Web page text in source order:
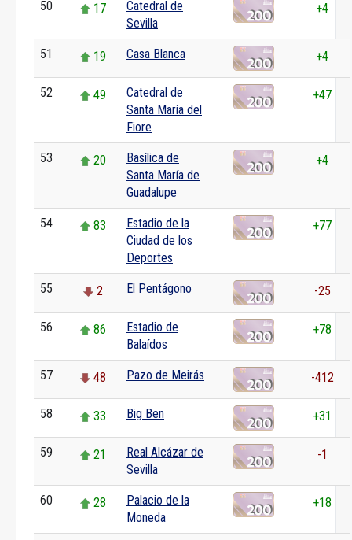
50 17
Catedral de
Sevilla
+4
51 19 Casa Blanca +4
52 49
Catedral de
Santa María del
Fiore
+47
53 20
Basílica de
Santa María de
Guadalupe
+4
54 83
Estadio de la
Ciudad de los
Deportes
+77
55 2 El Pentágono -25
56 86
Estadio de
Balaídos
+78
57 48 Pazo de Meirás -412
58 33 Big Ben +31
59 21
Real Alcázar de
Sevilla
-1
60 28
Palacio de la
Moneda
+18